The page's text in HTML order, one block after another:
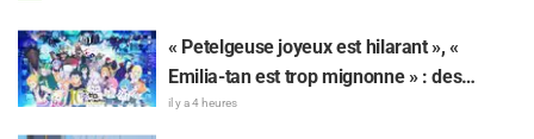
« Petelgeuse joyeux est hilarant », «
Emilia-tan est trop mignonne » : des
réactions enthousiastes après la
il y a 4 heures